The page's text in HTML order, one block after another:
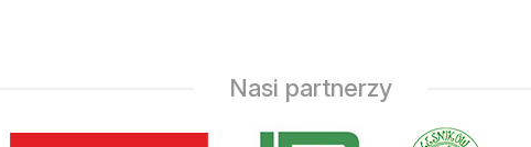
Nasi partnerzy